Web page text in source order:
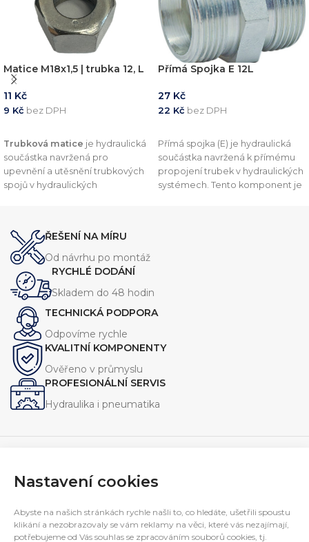
Nastavení cookies
Abyste na našich stránkách rychle našli to, co hledáte, ušetřili spoustu
klikání a nezobrazovaly se vám reklamy na věci, které vás nezajímají,
potřebujeme od Vás souhlas se zpracováním souborů cookies, tj.
Matice M18x1,5 | trubka 12, L
11 Kč
9 Kč bez DPH
Trubková matice je hydraulická
součástka navržená pro
upevnění a utěsnění trubkových
spojů v hydraulických
kvalitu a kompatibilitu s dalšími
komponenty.
Přímá Spojka E 12L
27 Kč
22 Kč bez DPH
Přímá spojka (E) je hydraulická
součástka navržená k přímému
propojení trubek v hydraulických
systémech. Tento komponent je
ŘEŠENÍ NA MÍRU
Od návrhu po montáž
RYCHLÉ DODÁNÍ
Skladem do 48 hodin
TECHNICKÁ PODPORA
Odpovíme rychle
KVALITNÍ KOMPONENTY
Ověřeno v průmyslu
PROFESIONÁLNÍ SERVIS
Hydraulika i pneumatika
Specializujeme se na jednoúčelové stroje, hydraulické
agregáty a technická řešení na míru.
E-mail: interfluid@interfluid.com